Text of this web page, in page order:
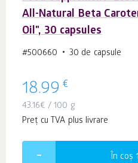
All-Natural Beta
Oil", 30 capsules
#500660 30 de capsule
18.99 €
43.16€ / 100 g
Preț cu TVA plus livrare
În coș 1